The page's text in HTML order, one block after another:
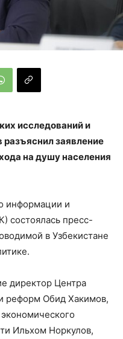
исследований и
заявление
на душу населения
информации и
состоялась пресс-
в Узбекистане
директор Центра
реформ Обид Хакимов,
Ильхом Норкулов,